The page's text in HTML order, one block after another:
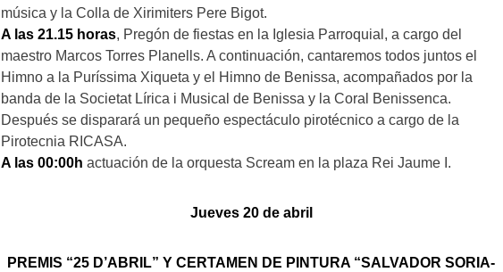
música y la Colla de Xirimiters Pere Bigot.
A las 21.15 horas, Pregón de fiestas en la Iglesia Parroquial, a cargo del
maestro Marcos Torres Planells. A continuación, cantaremos todos juntos el
Himno a la Puríssima Xiqueta y el Himno de Benissa, acompañados por la
banda de la Societat Lírica i Musical de Benissa y la Coral Benissenca.
Después se disparará un pequeño espectáculo pirotécnico a cargo de la
Pirotecnia RICASA.
A las 00:00h actuación de la orquesta Scream en la plaza Rei Jaume I.
Jueves 20 de abril
PREMIS “25 D’ABRIL” Y CERTAMEN DE PINTURA “SALVADOR SORIA-